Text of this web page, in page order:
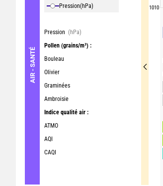
AIR - SANTÉ
Pression(hPa)
Pression (hPa)
Pollen (grains/m³) :
Bouleau
Olivier
Graminées
Ambroisie
Indice qualité air :
ATMO
AQI
CAQI
1010